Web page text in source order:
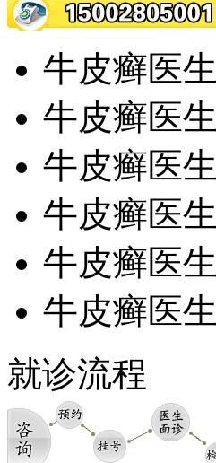
牛皮癣医生
牛皮癣医生
牛皮癣医生
牛皮癣医生
牛皮癣医生
牛皮癣医生
就诊流程